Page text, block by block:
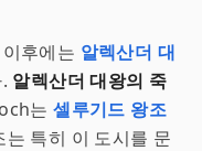
후에는 알렉산더 대
알렉산더 대왕의 죽
는셀루기드 왕조
특히 이 도시를 문